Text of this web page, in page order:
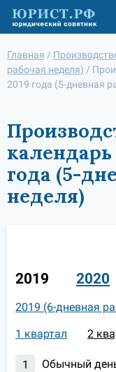
Главная /
рабочая неделя) /
2019 года (5-дневная
календарь
года (5-
неделя)
2019 2020
2019 (6-дневная
1 квартал
2
1
Обычный